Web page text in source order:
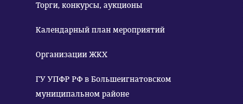
Торги, конкурсы, аукционы
Календарный план мероприятий
Организации ЖКХ
ГУ УПФР РФ в Большеигнатовском
муниципальном районе